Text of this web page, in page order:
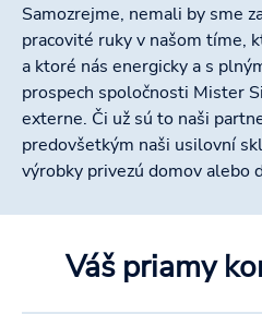
Samozrejme, nemali by sme
pracovité ruky v našom tíme,
a ktoré nás energicky a s
prospech spoločnosti Mister
externe. Či už sú to naši
predovšetkým naši usilovní
výrobky privezú domov alebo
Váš priamy